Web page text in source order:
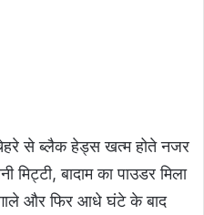
से ब्लैक हेड्स खत्म होते नजर
बादाम का पाउडर मिला
और फिर आधे घंटे के बाद